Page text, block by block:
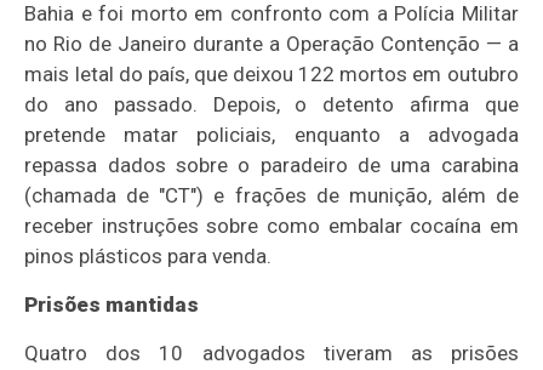
Bahia e foi morto em confronto com a Polícia Militar
no Rio de Janeiro durante a Operação Contenção — a
mais letal do país, que deixou 122 mortos em outubro
do ano passado. Depois, o detento afirma que
pretende matar policiais, enquanto a advogada
repassa dados sobre o paradeiro de uma carabina
(chamada de "CT") e frações de munição, além de
receber instruções sobre como embalar cocaína em
pinos plásticos para venda.
Prisões mantidas
Quatro dos 10 advogados tiveram as prisões